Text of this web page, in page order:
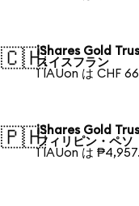
🇨🇭iShares Gold
スイスフラン
1 IAUon は CHF
🇵🇭iShares Gold
フィリピン・ペソ
1 IAUon は